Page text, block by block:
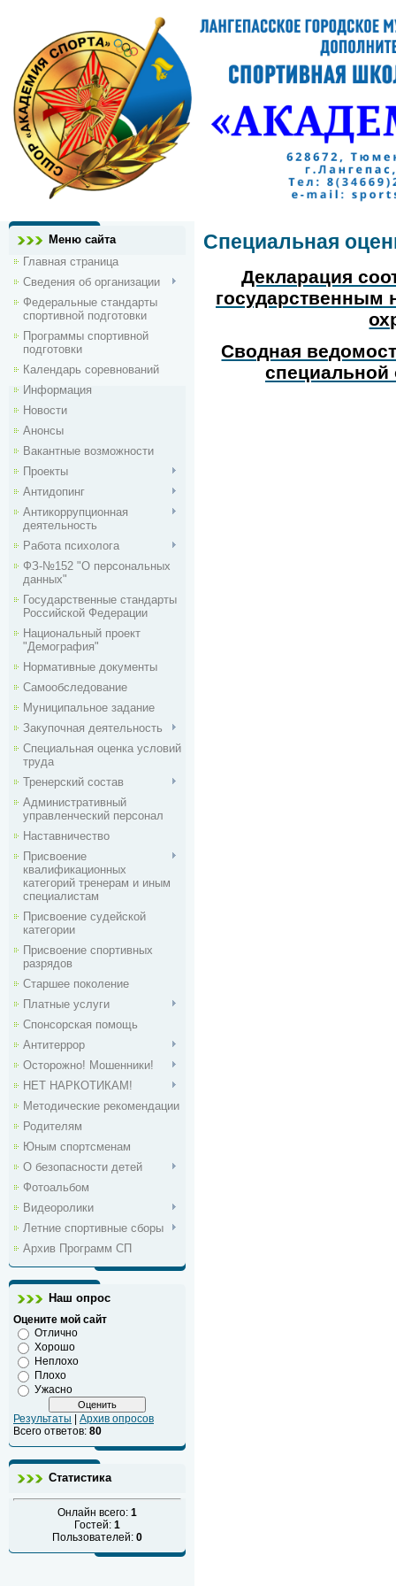
Меню сайта
Главная страница
Сведения об организации
Федеральные стандарты
спортивной подготовки
Программы спортивной
подготовки
Календарь соревнований
Информация
Новости
Анонсы
Вакантные возможности
Проекты
Антидопинг
Антикоррупционная
деятельность
Работа психолога
ФЗ-№152 "О персональных
данных"
Государственные стандарты
Российской Федерации
Национальный проект
"Демография"
Нормативные документы
Самообследование
Муниципальное задание
Закупочная деятельность
Специальная оценка условий
труда
Тренерский состав
Административный
управленческий персонал
Наставничество
Присвоение
квалификационных
категорий тренерам и иным
специалистам
Присвоение судейской
категории
Присвоение спортивных
разрядов
Старшее поколение
Платные услуги
Спонсорская помощь
Антитеррор
Осторожно! Мошенники!
НЕТ НАРКОТИКАМ!
Методические рекомендации
Родителям
Юным спортсменам
О безопасности детей
Фотоальбом
Видеоролики
Летние спортивные сборы
Архив Программ СП
Наш опрос
Оцените мой сайт
Отлично
Хорошо
Неплохо
Плохо
Ужасно
Результаты
Архив опросов
Всего ответов: 80
Статистика
Онлайн всего: 1
Гостей: 1
Пользователей: 0
Специальная
Декларация
государственным
Сводная
специальной